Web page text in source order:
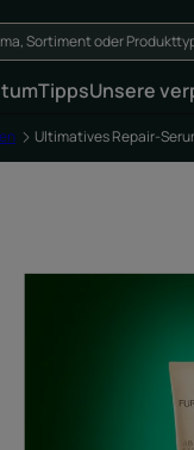
TippsUnsere
Ultimatives Repair-